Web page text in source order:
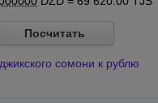
Посчитать
сомони к рублю